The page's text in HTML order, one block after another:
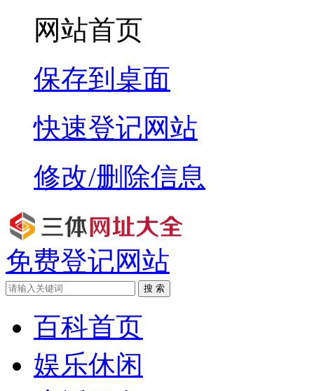
网站首页
保存到桌面
快速登记网站
修改/删除信息
免费登记网站
搜 索
百科首页
娱乐休闲